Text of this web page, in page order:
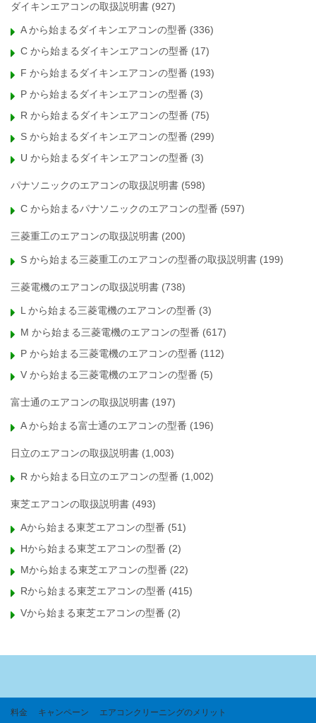
ダイキンエアコンの取扱説明書 (927)
A から始まるダイキンエアコンの型番 (336)
C から始まるダイキンエアコンの型番 (17)
F から始まるダイキンエアコンの型番 (193)
P から始まるダイキンエアコンの型番 (3)
R から始まるダイキンエアコンの型番 (75)
S から始まるダイキンエアコンの型番 (299)
U から始まるダイキンエアコンの型番 (3)
パナソニックのエアコンの取扱説明書 (598)
C から始まるパナソニックのエアコンの型番 (597)
三菱重工のエアコンの取扱説明書 (200)
S から始まる三菱重工のエアコンの型番の取扱説明書 (199)
三菱電機のエアコンの取扱説明書 (738)
L から始まる三菱電機のエアコンの型番 (3)
M から始まる三菱電機のエアコンの型番 (617)
P から始まる三菱電機のエアコンの型番 (112)
V から始まる三菱電機のエアコンの型番 (5)
富士通のエアコンの取扱説明書 (197)
A から始まる富士通のエアコンの型番 (196)
日立のエアコンの取扱説明書 (1,003)
R から始まる日立のエアコンの型番 (1,002)
東芝エアコンの取扱説明書 (493)
Aから始まる東芝エアコンの型番 (51)
Hから始まる東芝エアコンの型番 (2)
Mから始まる東芝エアコンの型番 (22)
Rから始まる東芝エアコンの型番 (415)
Vから始まる東芝エアコンの型番 (2)
料金 キャンペーン エアコンクリーニングのメリット